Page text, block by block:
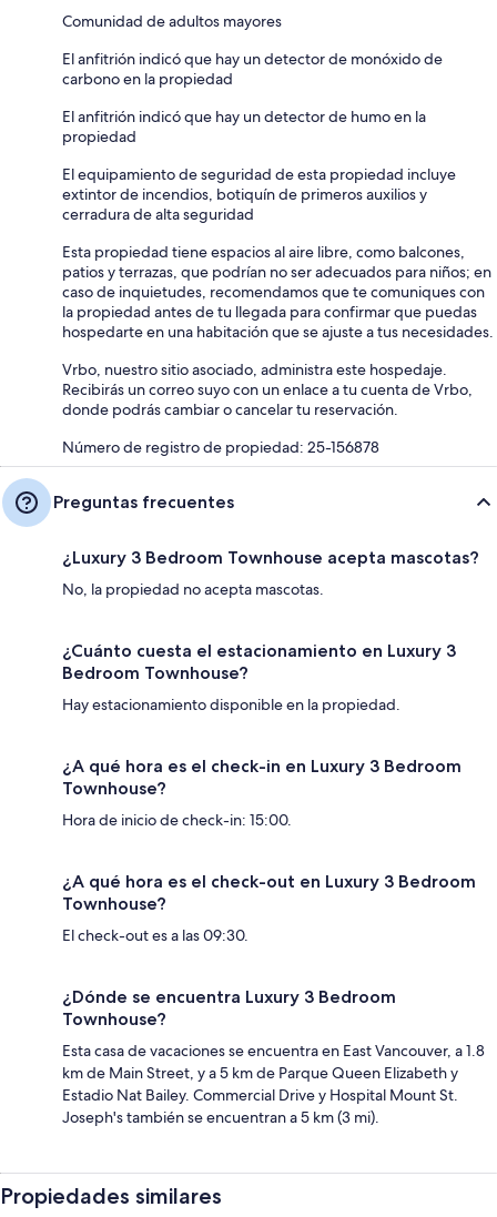
Comunidad de adultos mayores
El anfitrión indicó que hay un detector de monóxido de
carbono en la propiedad
El anfitrión indicó que hay un detector de humo en la
propiedad
El equipamiento de seguridad de esta propiedad incluye
extintor de incendios, botiquín de primeros auxilios y
cerradura de alta seguridad
Esta propiedad tiene espacios al aire libre, como balcones,
patios y terrazas, que podrían no ser adecuados para niños; en
caso de inquietudes, recomendamos que te comuniques con
la propiedad antes de tu llegada para confirmar que puedas
hospedarte en una habitación que se ajuste a tus necesidades.
Vrbo, nuestro sitio asociado, administra este hospedaje.
Recibirás un correo suyo con un enlace a tu cuenta de Vrbo,
donde podrás cambiar o cancelar tu reservación.
Número de registro de propiedad: 25-156878
Preguntas frecuentes
¿Luxury 3 Bedroom Townhouse acepta mascotas?
No, la propiedad no acepta mascotas.
¿Cuánto cuesta el estacionamiento en Luxury 3
Bedroom Townhouse?
Hay estacionamiento disponible en la propiedad.
¿A qué hora es el check-in en Luxury 3 Bedroom
Townhouse?
Hora de inicio de check-in: 15:00.
¿A qué hora es el check-out en Luxury 3 Bedroom
Townhouse?
El check-out es a las 09:30.
¿Dónde se encuentra Luxury 3 Bedroom
Townhouse?
Esta casa de vacaciones se encuentra en East Vancouver, a 1.8
km de Main Street, y a 5 km de Parque Queen Elizabeth y
Estadio Nat Bailey. Commercial Drive y Hospital Mount St.
Joseph's también se encuentran a 5 km (3 mi).
Propiedades similares